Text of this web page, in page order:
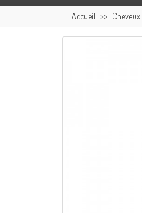
Accueil Cheveux